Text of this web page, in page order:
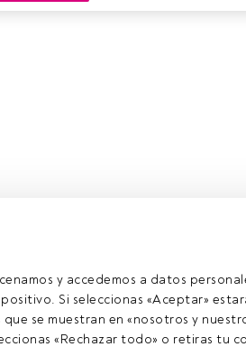
y accedemos a datos
Si seleccionas «Aceptar»
se muestran en «nosotros y
«Rechazar todo» o retiras tu